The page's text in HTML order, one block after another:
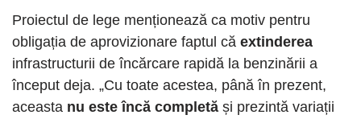
Proiectul de lege menționează ca motiv pentru
obligația de aprovizionare faptul că extinderea
infrastructurii de încărcare rapidă la benzinării a
început deja. „Cu toate acestea, până în prezent,
aceasta nu este încă completă și prezintă variații